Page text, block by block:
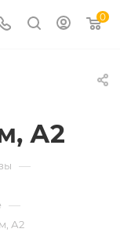
0
А2
—
—
А2